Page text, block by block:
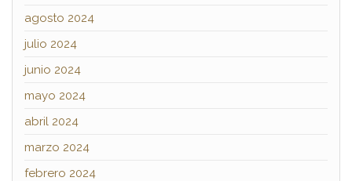
agosto 2024
julio 2024
junio 2024
mayo 2024
abril 2024
marzo 2024
febrero 2024